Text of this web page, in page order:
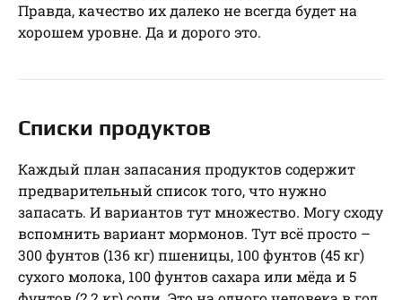
Правда, качество их далеко не всегда будет на
хорошем уровне. Да и дорого это.
Списки продуктов
Каждый план запасания продуктов содержит
предварительный список того, что нужно
запасать. И вариантов тут множество. Могу сходу
вспомнить вариант мормонов. Тут всё просто –
300 фунтов (136 кг) пшеницы, 100 фунтов (45 кг)
сухого молока, 100 фунтов сахара или мёда и 5